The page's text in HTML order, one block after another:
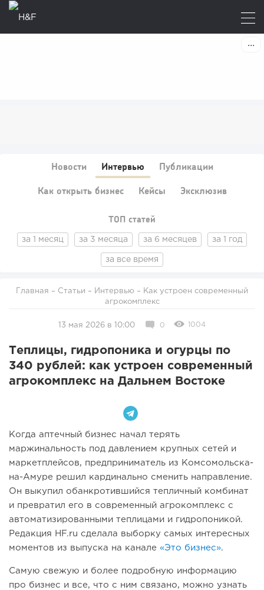
Новости Интервью Публикации
Как открыть бизнес Кейсы Эксклюзив
ТОП статей
за 1 месяц за 3 месяца за 6 месяцев за 1 год
за все время
Главная – Статьи – Интервью
агрокомплекс
13 мая 2026 в 10:00 0 1004
Теплицы, гидропоника и огурцы по
340 рублей: как устроен современный
агрокомплекс на Дальнем Востоке
Когда аптечный бизнес начал терять
маржинальность под давлением крупных сетей и
маркетплейсов, предприниматель из Комсомольска-
на-Амуре решил кардинально сменить направление.
Он выкупил обанкротившийся тепличный комбинат
и превратил его в современный агрокомплекс с
автоматизированными теплицами и гидропоникой.
Редакция HF.ru сделала выборку самых интересных
моментов из выпуска на канале «Это бизнес».
Самую свежую и более подробную информацию
про бизнес и все, что с ним связано, можно узнать